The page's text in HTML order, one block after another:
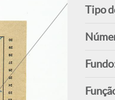
Tipo